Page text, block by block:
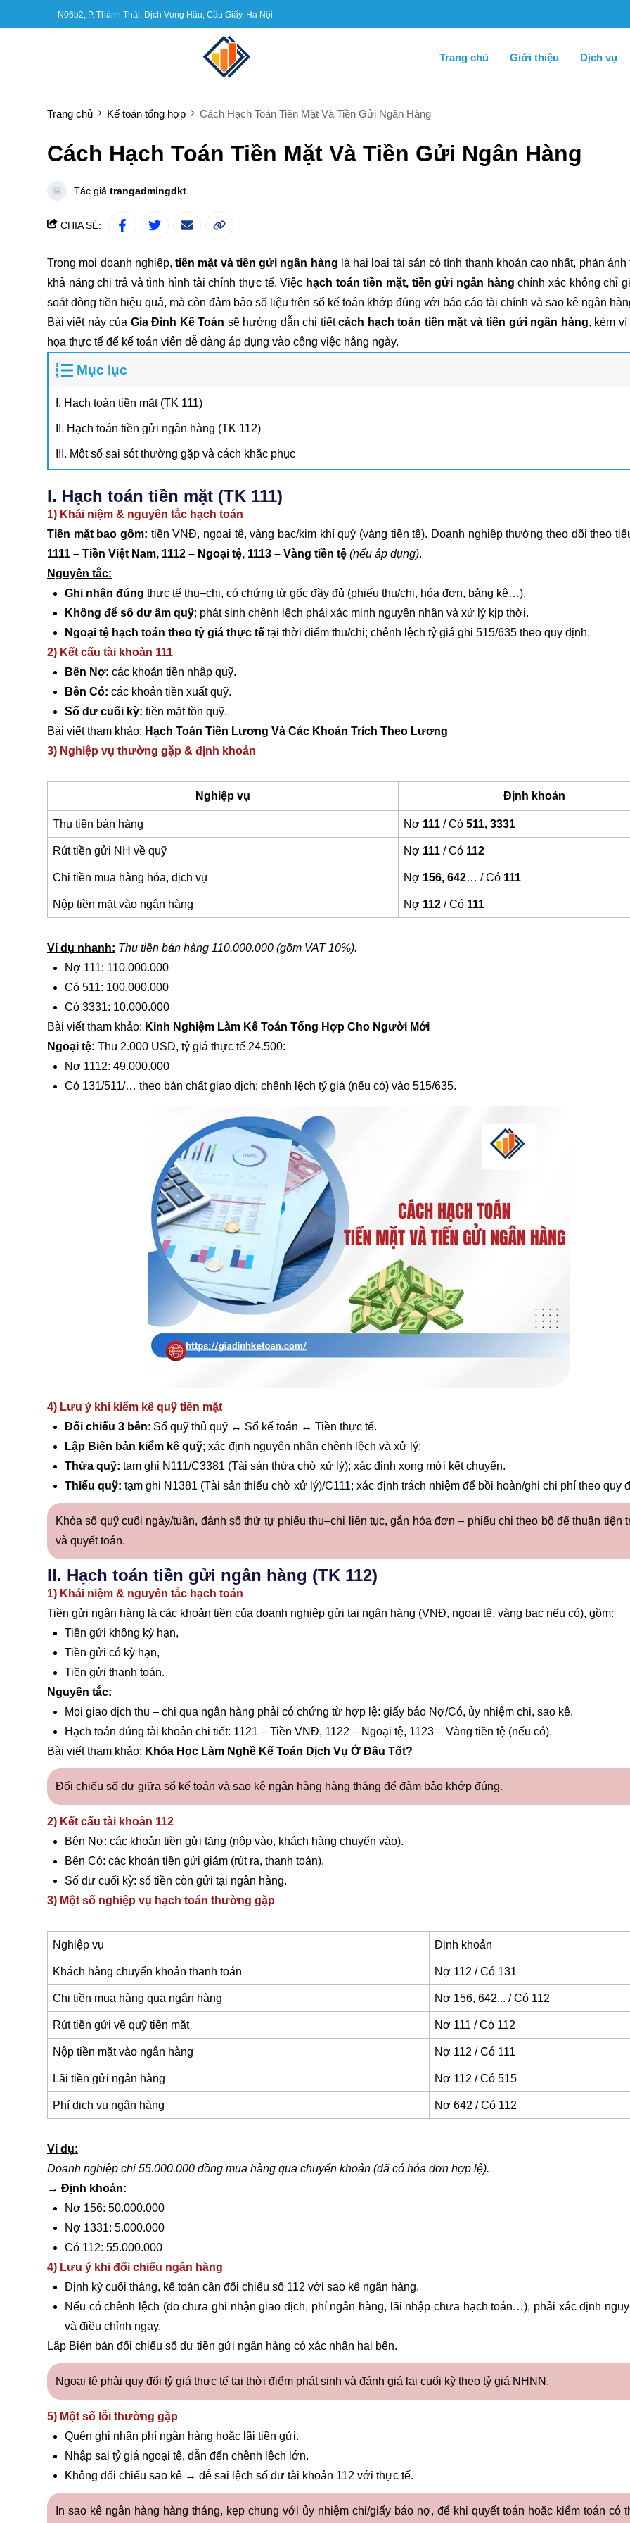
N06b2, P. Thành Thái, Dịch Vọng Hậu, Cầu Giấy, Hà Nội
Trang chủ Giới thiệu Dịch vụ
Trang chủ Kế toán tổng hợp Cách Hạch Toán Tiền Mặt Và Tiền Gửi Ngân Hàng
Cách Hạch Toán Tiền Mặt Và Tiền Gửi Ngân Hàng
Tác giả trangadmingdkt
CHIA SẺ:
Trong mọi doanh nghiệp,tiền mặt và tiền gửi ngân hàng là hai loại tài sản có tính thanh khoản cao nhất, phản
khả năng chi trả và tình hình tài chính thực tế. Việc hạch toán tiền mặt, tiền gửi ngân hàng chính xác không chỉ
soát dòng tiền hiệu quả, mà còn đảm bảo số liệu trên sổ kế toán khớp đúng với báo cáo tài chính và sao kê ngân
Bài viết này của Gia Đình Kế Toán sẽ hướng dẫn chi tiếtcách hạch toán tiền mặt và tiền gửi ngân hàng, kèm
họa thực tế để kế toán viên dễ dàng áp dụng vào công việc hằng ngày.
Mục lục
I. Hạch toán tiền mặt (TK 111)
II. Hạch toán tiền gửi ngân hàng (TK 112)
III. Một số sai sót thường gặp và cách khắc phục
I. Hạch toán tiền mặt (TK 111)
1) Khái niệm & nguyên tắc hạch toán
Tiền mặt bao gồm: tiền VNĐ, ngoại tệ, vàng bạc/kim khí quý (vàng tiền tệ). Doanh nghiệp thường theo dõi theo
1111 – Tiền Việt Nam, 1112 – Ngoại tệ, 1113 – Vàng tiền tệ (nếu áp dụng).
Nguyên tắc:
Ghi nhận đúng thực tế thu–chi, có chứng từ gốc đầy đủ (phiếu thu/chi, hóa đơn, bảng kê…).
Không để số dư âm quỹ; phát sinh chênh lệch phải xác minh nguyên nhân và xử lý kịp thời.
Ngoại tệ hạch toán theo tỷ giá thực tế tại thời điểm thu/chi; chênh lệch tỷ giá ghi 515/635 theo quy định.
2) Kết cấu tài khoản 111
Bên Nợ: các khoản tiền nhập quỹ.
Bên Có: các khoản tiền xuất quỹ.
Số dư cuối kỳ: tiền mặt tồn quỹ.
Bài viết tham khảo: Hạch Toán Tiền Lương Và Các Khoản Trích Theo Lương
3) Nghiệp vụ thường gặp & định khoản
Nghiệp vụ Định khoản
Thu tiền bán hàng Nợ 111/ Có511, 3331
Rút tiền gửi NH về quỹ Nợ 111/ Có 112
Chi tiền mua hàng hóa, dịch vụ Nợ 156, 642… / Có 111
Nộp tiền mặt vào ngân hàng Nợ 112/ Có 111
Ví dụ nhanh: Thu tiền bán hàng 110.000.000 (gồm VAT 10%).
Nợ 111: 110.000.000
Có 511: 100.000.000
Có 3331: 10.000.000
Bài viết tham khảo: Kinh Nghiệm Làm Kế Toán Tổng Hợp Cho Người Mới
Ngoại tệ: Thu 2.000 USD, tỷ giá thực tế 24.500:
Nợ 1112: 49.000.000
Có 131/511/… theo bản chất giao dịch; chênh lệch tỷ giá (nếu có) vào 515/635.
4) Lưu ý khi kiểm kê quỹ tiền mặt
Đối chiếu 3 bên: Sổ quỹ thủ quỹ ↔ Sổ kế toán ↔ Tiền thực tế.
Lập Biên bản kiểm kê quỹ; xác định nguyên nhân chênh lệch và xử lý:
Thừa quỹ: tạm ghi N111/C3381 (Tài sản thừa chờ xử lý); xác định xong mới kết chuyển.
Thiếu quỹ: tạm ghi N1381 (Tài sản thiếu chờ xử lý)/C111; xác định trách nhiệm để bồi hoàn/ghi chi phí theo quy
Khóa sổ quỹ cuối ngày/tuần, đánh số thứ tự phiếu thu–chi liên tục, gắn hóa đơn – phiếu chi theo bộ để thuận tiện
và quyết toán.
II. Hạch toán tiền gửi ngân hàng (TK 112)
1) Khái niệm & nguyên tắc hạch toán
Tiền gửi ngân hàng là các khoản tiền của doanh nghiệp gửi tại ngân hàng (VNĐ, ngoại tệ, vàng bạc nếu có), gồm:
Tiền gửi không kỳ hạn,
Tiền gửi có kỳ hạn,
Tiền gửi thanh toán.
Nguyên tắc:
Mọi giao dịch thu – chi qua ngân hàng phải có chứng từ hợp lệ: giấy báo Nợ/Có, ủy nhiệm chi, sao kê.
Hạch toán đúng tài khoản chi tiết: 1121 – Tiền VNĐ, 1122 – Ngoại tệ, 1123 – Vàng tiền tệ (nếu có).
Bài viết tham khảo: Khóa Học Làm Nghề Kế Toán Dịch Vụ Ở Đâu Tốt?
Đối chiếu số dư giữa sổ kế toán và sao kê ngân hàng hàng tháng để đảm bảo khớp đúng.
2) Kết cấu tài khoản 112
Bên Nợ: các khoản tiền gửi tăng (nộp vào, khách hàng chuyển vào).
Bên Có: các khoản tiền gửi giảm (rút ra, thanh toán).
Số dư cuối kỳ: số tiền còn gửi tại ngân hàng.
3) Một số nghiệp vụ hạch toán thường gặp
Nghiệp vụ Định khoản
Khách hàng chuyển khoản thanh toán Nợ 112 / Có 131
Chi tiền mua hàng qua ngân hàng Nợ 156, 642... / Có 112
Rút tiền gửi về quỹ tiền mặt Nợ 111 / Có 112
Nộp tiền mặt vào ngân hàng Nợ 112 / Có 111
Lãi tiền gửi ngân hàng Nợ 112 / Có 515
Phí dịch vụ ngân hàng Nợ 642 / Có 112
Ví dụ:
Doanh nghiệp chi 55.000.000 đồng mua hàng qua chuyển khoản (đã có hóa đơn hợp lệ).
→ Định khoản:
Nợ 156: 50.000.000
Nợ 1331: 5.000.000
Có 112: 55.000.000
4) Lưu ý khi đối chiếu ngân hàng
Định kỳ cuối tháng, kế toán cần đối chiếu sổ 112 với sao kê ngân hàng.
Nếu có chênh lệch (do chưa ghi nhận giao dịch, phí ngân hàng, lãi nhập chưa hạch toán…), phải xác định
và điều chỉnh ngay.
Lập Biên bản đối chiếu số dư tiền gửi ngân hàng có xác nhận hai bên.
Ngoại tệ phải quy đổi tỷ giá thực tế tại thời điểm phát sinh và đánh giá lại cuối kỳ theo tỷ giá NHNN.
5) Một số lỗi thường gặp
Quên ghi nhận phí ngân hàng hoặc lãi tiền gửi.
Nhập sai tỷ giá ngoại tệ, dẫn đến chênh lệch lớn.
Không đối chiếu sao kê → dễ sai lệch số dư tài khoản 112 với thực tế.
In sao kê ngân hàng hàng tháng, kẹp chung với ủy nhiệm chi/giấy báo nợ, để khi quyết toán hoặc kiểm toán có